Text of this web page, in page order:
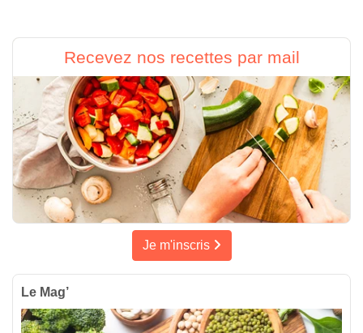
Recevez nos recettes par mail
Je m'inscris
Le Mag’